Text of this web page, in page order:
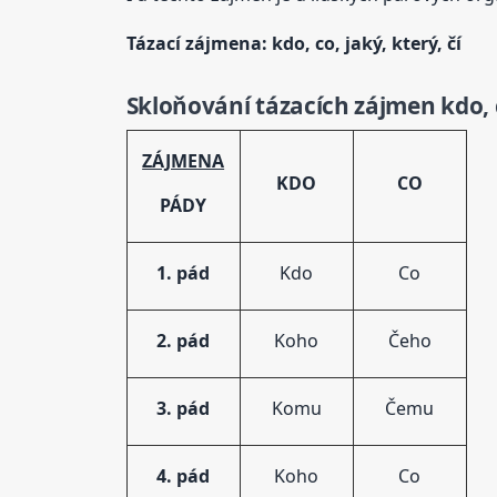
Tázacízájmena: kdo, co, jaký, který, čí
Skloňovánítázacích zájmen kdo,
ZÁJMENA
PÁDY
KDO CO
1. pád Kdo Co
2. pád Koho Čeho
3. pád Komu Čemu
4. pád Koho Co